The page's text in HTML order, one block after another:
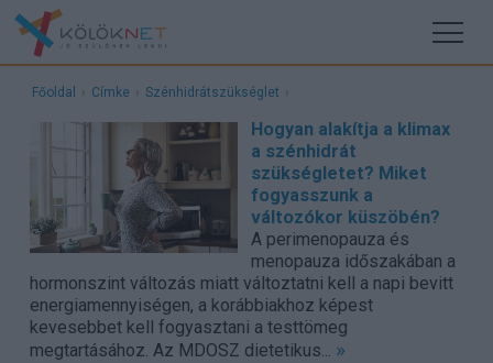
Főoldal › Címke › Szénhidrátszükséglet ›
Hogyan alakítja a klimax
a szénhidrát
szükségletet? Miket
fogyasszunk a
változókor küszöbén?
A perimenopauza és
menopauza időszakában a
hormonszint változás miatt változtatni kell a napi bevitt
energiamennyiségen, a korábbiakhoz képest
kevesebbet kell fogyasztani a testtömeg
megtartásához. Az MDOSZ dietetikus... »